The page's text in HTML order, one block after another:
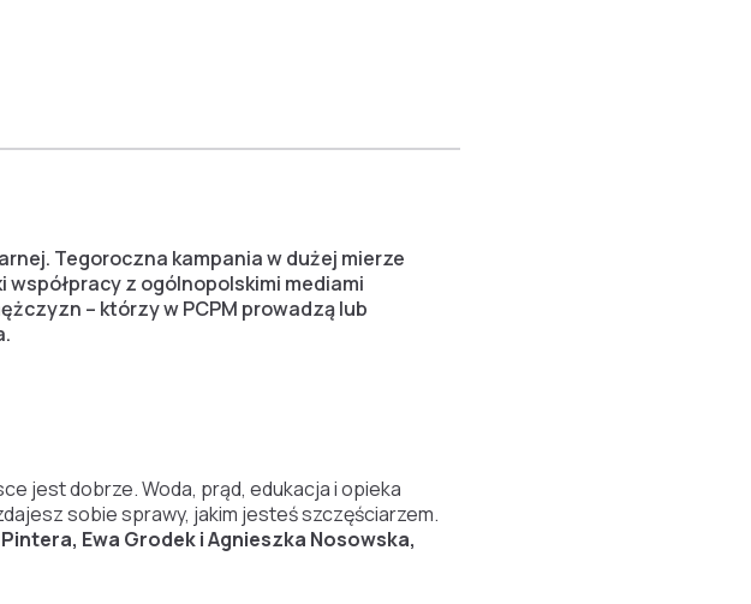
Tegoroczna kampania w dużej mierze
z ogólnopolskimi mediami
– którzy w PCPM prowadzą lub
jest dobrze. Woda, prąd, edukacja i opieka
sobie sprawy, jakim jesteś szczęściarzem.
Pintera, Ewa Grodek i Agnieszka Nosowska,